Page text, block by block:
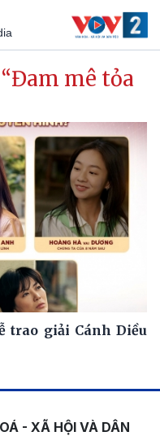
“Đam mê tỏa
giải Cánh Diều
- XÃ HỘI VÀ DÂN